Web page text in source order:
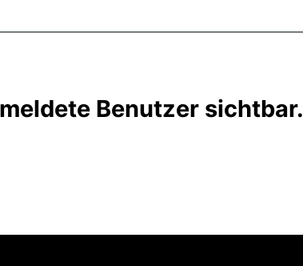
Benutzer sichtbar.